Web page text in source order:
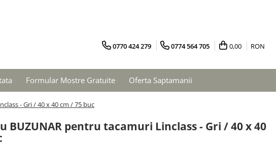
0770 424 279 0774 564 705 0,00 RON
Formular Mostre Gratuite Oferta Saptamanii
- Gri / 40 x 40 cm / 75 buc
BUZUNAR pentru tacamuri Linclass - Gri / 40 x 40